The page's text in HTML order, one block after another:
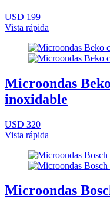
USD 199
Vista rápida
Microondas
inoxidable
USD 320
Vista rápida
Microondas